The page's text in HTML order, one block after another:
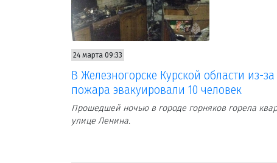
24 марта 09:33
В Железногорске Курской области из-за
пожара эвакуировали 10 человек
Прошедшей ночью в городе горняков горела
улице Ленина.